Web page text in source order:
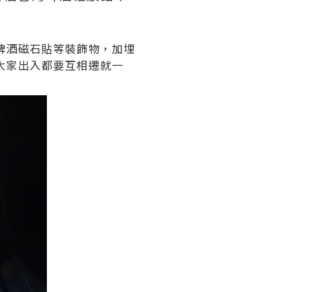
磁石貼等裝飾物，加埋
家出入都要互相遷就一